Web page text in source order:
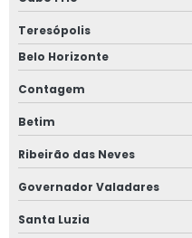
Fiscalização de obras
Fiscalização de obras
Gerenciamento de obra
Gerenciamento de obra
Teresópolis
Belo Horizonte
Contagem
Betim
Ribeirão das Neves
Governador Valadares
Santa Luzia